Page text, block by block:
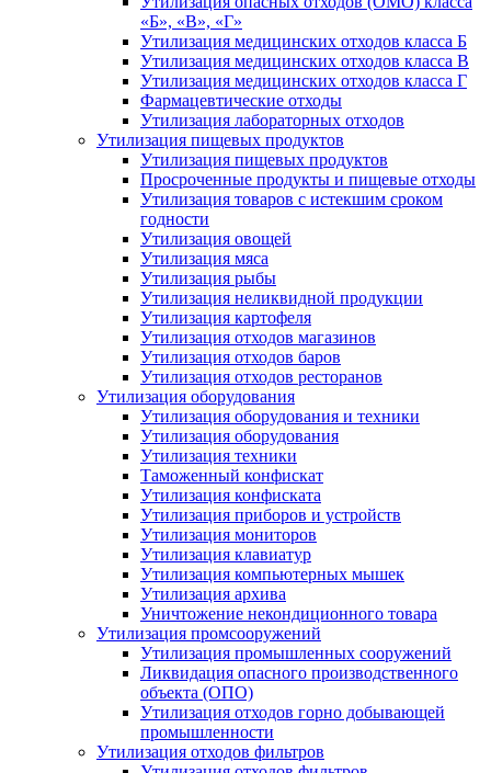
«Б», «В», «Г»
Утилизация медицинских отходов класса Б
Утилизация медицинских отходов класса В
Утилизация медицинских отходов класса Г
Фармацевтические отходы
Утилизация лабораторных отходов
Утилизация пищевых продуктов
Утилизация пищевых продуктов
Просроченные продукты и пищевые отходы
Утилизация товаров с истекшим сроком
годности
Утилизация овощей
Утилизация мяса
Утилизация рыбы
Утилизация неликвидной продукции
Утилизация картофеля
Утилизация отходов магазинов
Утилизация отходов баров
Утилизация отходов ресторанов
Утилизация оборудования
Утилизация оборудования и техники
Утилизация оборудования
Утилизация техники
Таможенный конфискат
Утилизация конфиската
Утилизация приборов и устройств
Утилизация мониторов
Утилизация клавиатур
Утилизация компьютерных мышек
Утилизация архива
Уничтожение некондиционного товара
Утилизация промсооружений
Утилизация промышленных сооружений
Ликвидация опасного производственного
объекта (ОПО)
Утилизация отходов горно добывающей
промышленности
Утилизация отходов фильтров